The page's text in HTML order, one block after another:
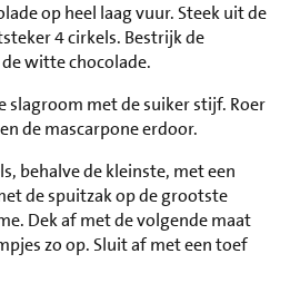
op heel laag vuur. Steek uit de
4 cirkels. Bestrijk de
witte chocolade.
slagroom met de suiker stijf. Roer
de mascarpone erdoor.
behalve de kleinste, met een
de spuitzak op de grootste
Dek af met de volgende maat
zo op. Sluit af met een toef